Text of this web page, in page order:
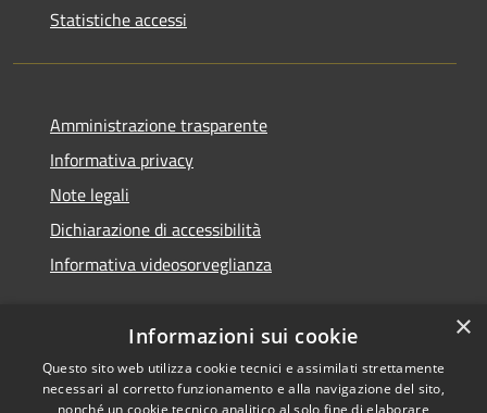
Statistiche accessi
Amministrazione trasparente
Informativa privacy
Note legali
Dichiarazione di accessibilità
Informativa videosorveglianza
RSS Copyright © 2026 • Comune di
×
Informazioni sui cookie
Questo sito web utilizza cookie tecnici e assimilati strettamente
necessari al corretto funzionamento e alla navigazione del sito,
nonché un cookie tecnico analitico al solo fine di elaborare